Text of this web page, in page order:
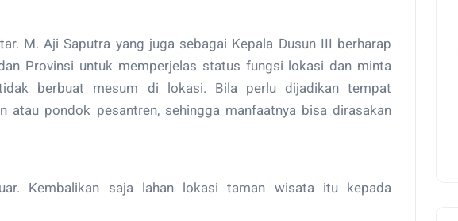
M. Aji Saputra yang juga sebagai Kepala Dusun III berharap
Provinsi untuk memperjelas status fungsi lokasi dan minta
berbuat mesum di lokasi. Bila perlu dijadikan tempat
atau pondok pesantren, sehingga manfaatnya bisa dirasakan
Kembalikan saja lahan lokasi taman wisata itu kepada